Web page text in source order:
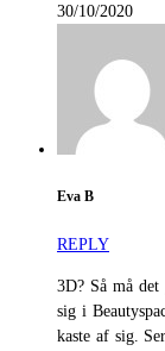
30/10/2020
Eva B
REPLY
3D? Så må
sig i
kaste af sig.